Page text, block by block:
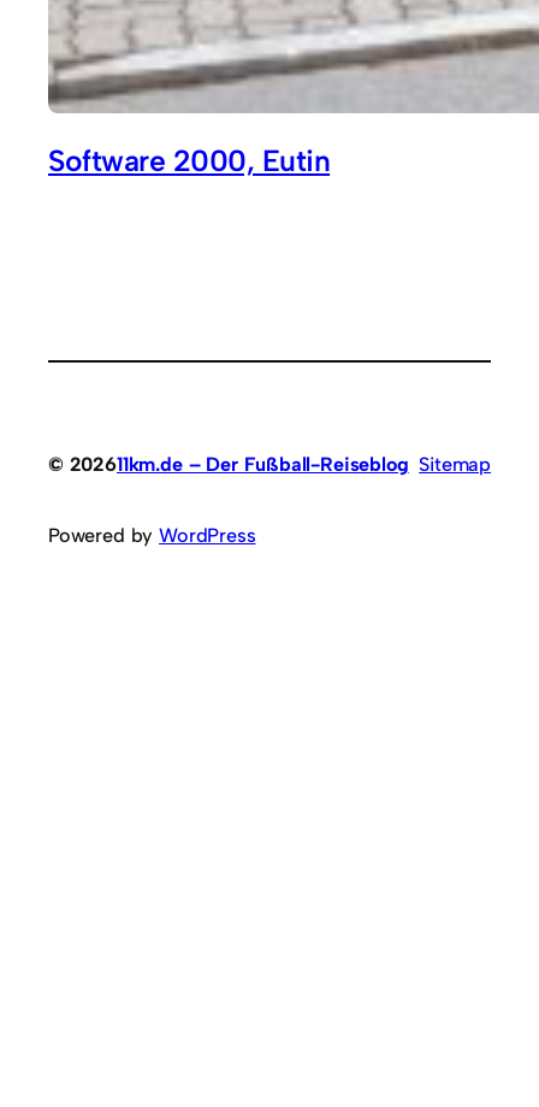
Software 2000, Eutin
© 202611km.de – Der Fußball-Reiseblog Sitemap
Powered byWordPress